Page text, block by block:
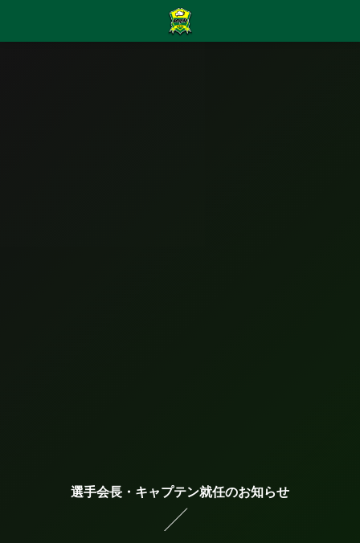
選手会長・キャプテン就任のお知らせ